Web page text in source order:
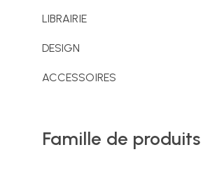
LIBRAIRIE
DESIGN
ACCESSOIRES
Famille de produits